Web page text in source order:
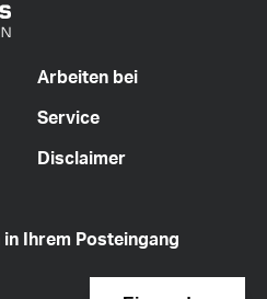
Arbeiten bei
Service
Disclaimer
Ihrem Posteingang